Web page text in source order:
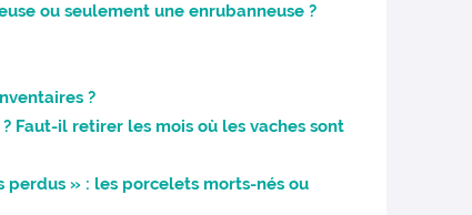
ou seulement une enrubanneuse ?
?
Faut-il retirer les mois où les vaches sont
» : les porcelets morts-nés ou